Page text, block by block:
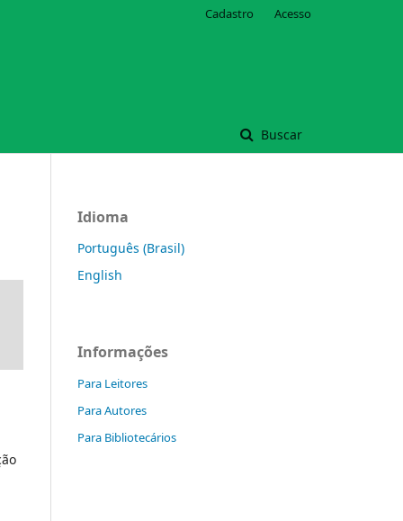
Buscar
Cadastro Acesso
Idioma
Português (Brasil)
English
Informações
Para Leitores
Para Autores
Para Bibliotecários